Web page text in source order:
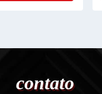
contato